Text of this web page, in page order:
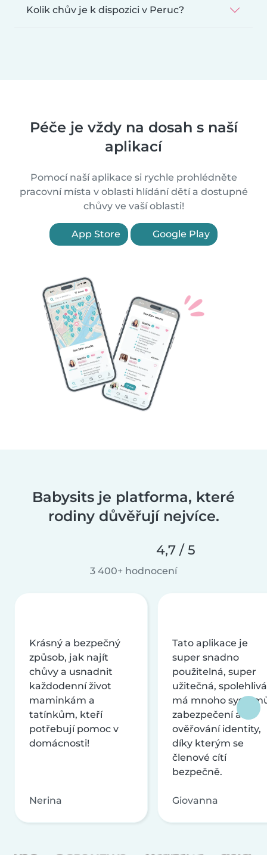
Kolik chův je k dispozici v Peruc?
Péče je vždy na dosah s naší
aplikací
Pomocí naší aplikace si rychle prohlédněte
pracovní místa v oblasti hlídání dětí a dostupné
chůvy ve vaší oblasti!
App Store Google Play
Babysits je platforma, které
rodiny důvěřují nejvíce.
4,7 / 5
3 400+ hodnocení
Krásný a bezpečný
způsob, jak najít
chůvy a usnadnit
každodenní život
maminkám a
tatínkům, kteří
potřebují pomoc v
domácnosti!
Nerina
Tato aplikace je
super snadno
použitelná, super
užitečná,
má mnoho
zabezpečení a
ověřování identity,
díky kterým se
členové cítí
bezpečně.
Giovanna